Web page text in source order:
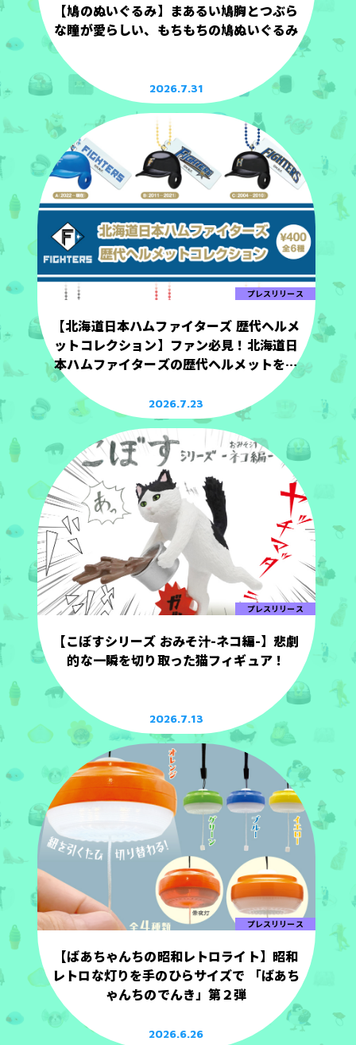
【鳩のぬいぐるみ】まあるい鳩胸とつぶら
な瞳が愛らしい、もちもちの鳩ぬいぐるみ
2026.7.31
プレスリリース
【北海道日本ハムファイターズ 歴代ヘルメ
ットコレクション】ファン必見！北海道日
本ハムファイターズの歴代ヘルメットを手
2026.7.23
プレスリリース
【こぼすシリーズ おみそ汁-ネコ編-】悲劇
的な一瞬を切り取った猫フィギュア！
2026.7.13
プレスリリース
【ばあちゃんちの昭和レトロライト】昭和
レトロな灯りを手のひらサイズで 「ばあち
ゃんちのでんき」第２弾
2026.6.26